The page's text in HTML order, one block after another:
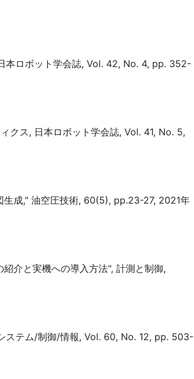
本ロボット学会誌, Vol. 42, No. 4, pp. 352-
クス, 日本ロボット学会誌, Vol. 41, No. 5,
生成," 油空圧技術, 60(5), pp.23-27, 2021年
介と実機への導入方法", 計測と制御,
ステム/制御/情報, Vol. 60, No. 12, pp. 503-